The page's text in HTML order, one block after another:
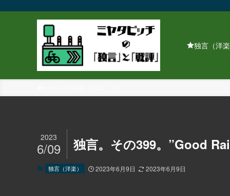
独言（洋楽
独言。その399。”Good
2023
6/09
独言（洋楽） 2023年6月9日 2023年6月9日